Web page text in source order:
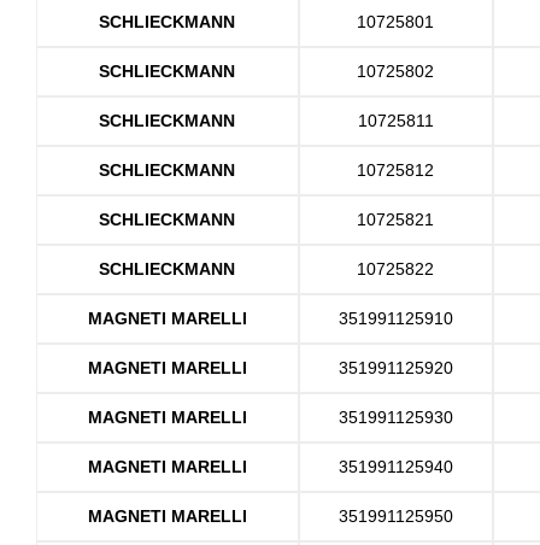
SCHLIECKMANN 10725801
SCHLIECKMANN 10725802
SCHLIECKMANN 10725811
SCHLIECKMANN 10725812
SCHLIECKMANN 10725821
SCHLIECKMANN 10725822
MAGNETI MARELLI 351991125910
MAGNETI MARELLI 351991125920
MAGNETI MARELLI 351991125930
MAGNETI MARELLI 351991125940
MAGNETI MARELLI 351991125950